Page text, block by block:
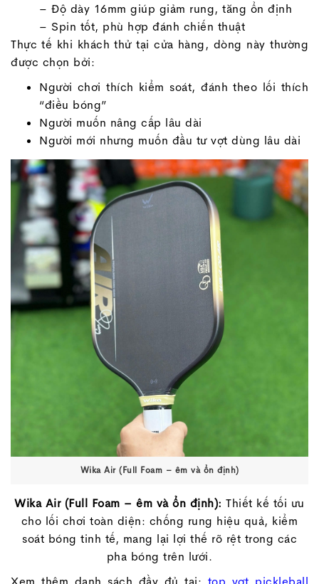
– Độ dày 16mm giúp giảm rung, tăng ổn định
– Spin tốt, phù hợp đánh chiến thuật
Thực tế khi khách thử tại cửa hàng, dòng này thường
được chọn bởi:
Người chơi thích kiểm soát, đánh theo lối thích
“điều bóng”
Người muốn nâng cấp lâu dài
Người mới nhưng muốn đầu tư vợt dùng lâu dài
Wika Air (Full Foam – êm và ổn định)
Wika Air (Full Foam – êm và ổn định):Thiết kế tối ưu
cho lối chơi toàn diện: chống rung hiệu quả, kiểm
soát bóng tinh tế, mang lại lợi thế rõ rệt trong các
pha bóng trên lưới.